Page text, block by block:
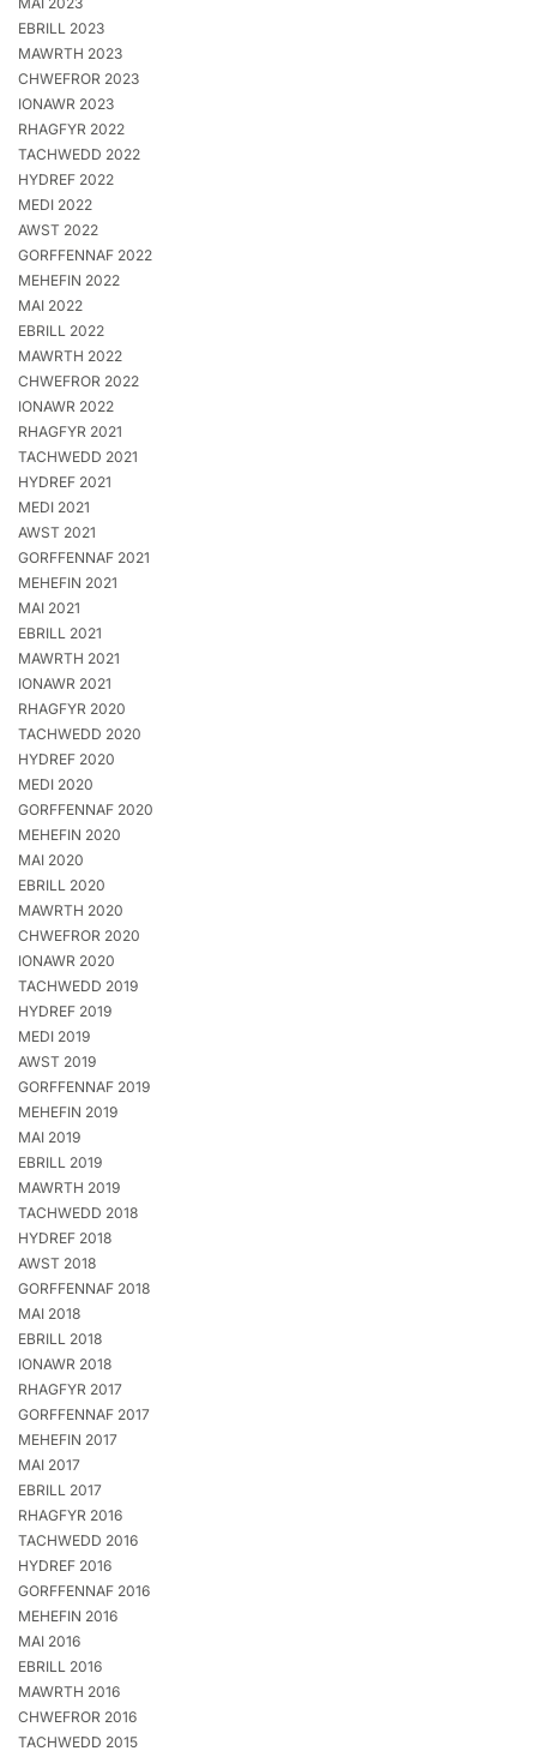
EBRILL 2023
MAWRTH 2023
CHWEFROR 2023
IONAWR 2023
RHAGFYR 2022
TACHWEDD 2022
HYDREF 2022
MEDI 2022
AWST 2022
GORFFENNAF 2022
MEHEFIN 2022
MAI 2022
EBRILL 2022
MAWRTH 2022
CHWEFROR 2022
IONAWR 2022
RHAGFYR 2021
TACHWEDD 2021
HYDREF 2021
MEDI 2021
AWST 2021
GORFFENNAF 2021
MEHEFIN 2021
MAI 2021
EBRILL 2021
MAWRTH 2021
IONAWR 2021
RHAGFYR 2020
TACHWEDD 2020
HYDREF 2020
MEDI 2020
GORFFENNAF 2020
MEHEFIN 2020
MAI 2020
EBRILL 2020
MAWRTH 2020
CHWEFROR 2020
IONAWR 2020
TACHWEDD 2019
HYDREF 2019
MEDI 2019
AWST 2019
GORFFENNAF 2019
MEHEFIN 2019
MAI 2019
EBRILL 2019
MAWRTH 2019
TACHWEDD 2018
HYDREF 2018
AWST 2018
GORFFENNAF 2018
MAI 2018
EBRILL 2018
IONAWR 2018
RHAGFYR 2017
GORFFENNAF 2017
MEHEFIN 2017
MAI 2017
EBRILL 2017
RHAGFYR 2016
TACHWEDD 2016
HYDREF 2016
GORFFENNAF 2016
MEHEFIN 2016
MAI 2016
EBRILL 2016
MAWRTH 2016
CHWEFROR 2016
TACHWEDD 2015